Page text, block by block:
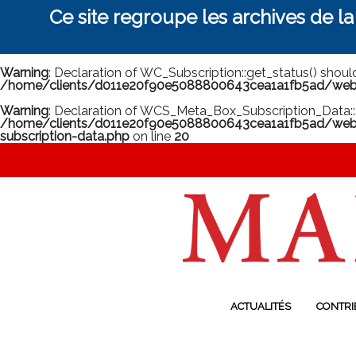
Ce site regroupe les archives de
Warning: Declaration of WC_Subscription::get_status()
/home/clients/d011e20f90e5088800643cea1a1fb5ad/
Warning: Declaration of
/home/clients/d011e20f90e5088800643cea1a1fb5ad/
subscription-data.php on line 20
ACTUALITÉS